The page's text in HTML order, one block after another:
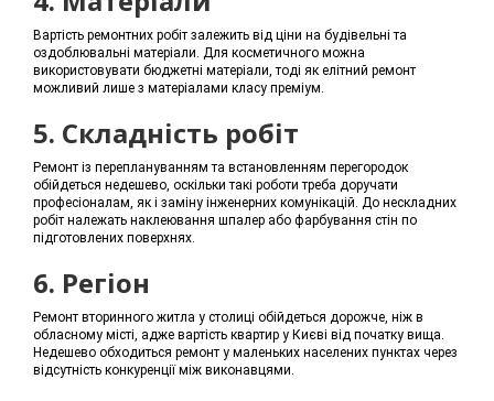
Вартість ремонтних робіт залежить від ціни на будівельні та
оздоблювальні матеріали. Для косметичного можна
використовувати бюджетні матеріали, тоді як елітний ремонт
можливий лише з матеріалами класу преміум.
5. Складність робіт
Ремонт із переплануванням та встановленням перегородок
обійдеться недешево, оскільки такі роботи треба доручати
професіоналам, як і заміну інженерних комунікацій. До нескладних
робіт належать наклеювання шпалер або фарбування стін по
підготовлених поверхнях.
6. Регіон
Ремонт вторинного житла у столиці обійдеться дорожче, ніж в
обласному місті, адже вартість квартир у Києві від початку вища.
Недешево обходиться ремонт у маленьких населених пунктах через
відсутність конкуренції між виконавцями.